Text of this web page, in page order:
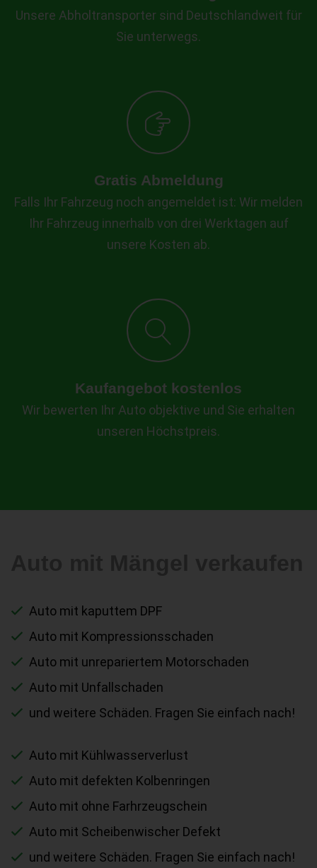
Unsere Abholtransporter sind Deutschlandweit für
Sie unterwegs.
Gratis Abmeldung
Falls Ihr Fahrzeug noch angemeldet ist: Wir melden
Ihr Fahrzeug innerhalb von drei Werktagen auf
unsere Kosten ab.
Kaufangebot kostenlos
Wir bewerten Ihr Auto objektive und Sie erhalten
unseren Höchstpreis.
Auto mit kaputtem DPF
Auto mit Kompressionsschaden
Auto mit unrepariertem Motorschaden
Auto mit Unfallschaden
und weitere Schäden. Fragen Sie einfach nach!
Auto mit Kühlwasserverlust
Auto mit defekten Kolbenringen
Auto mit ohne Farhrzeugschein
Auto mit Scheibenwischer Defekt
und weitere Schäden. Fragen Sie einfach nach!